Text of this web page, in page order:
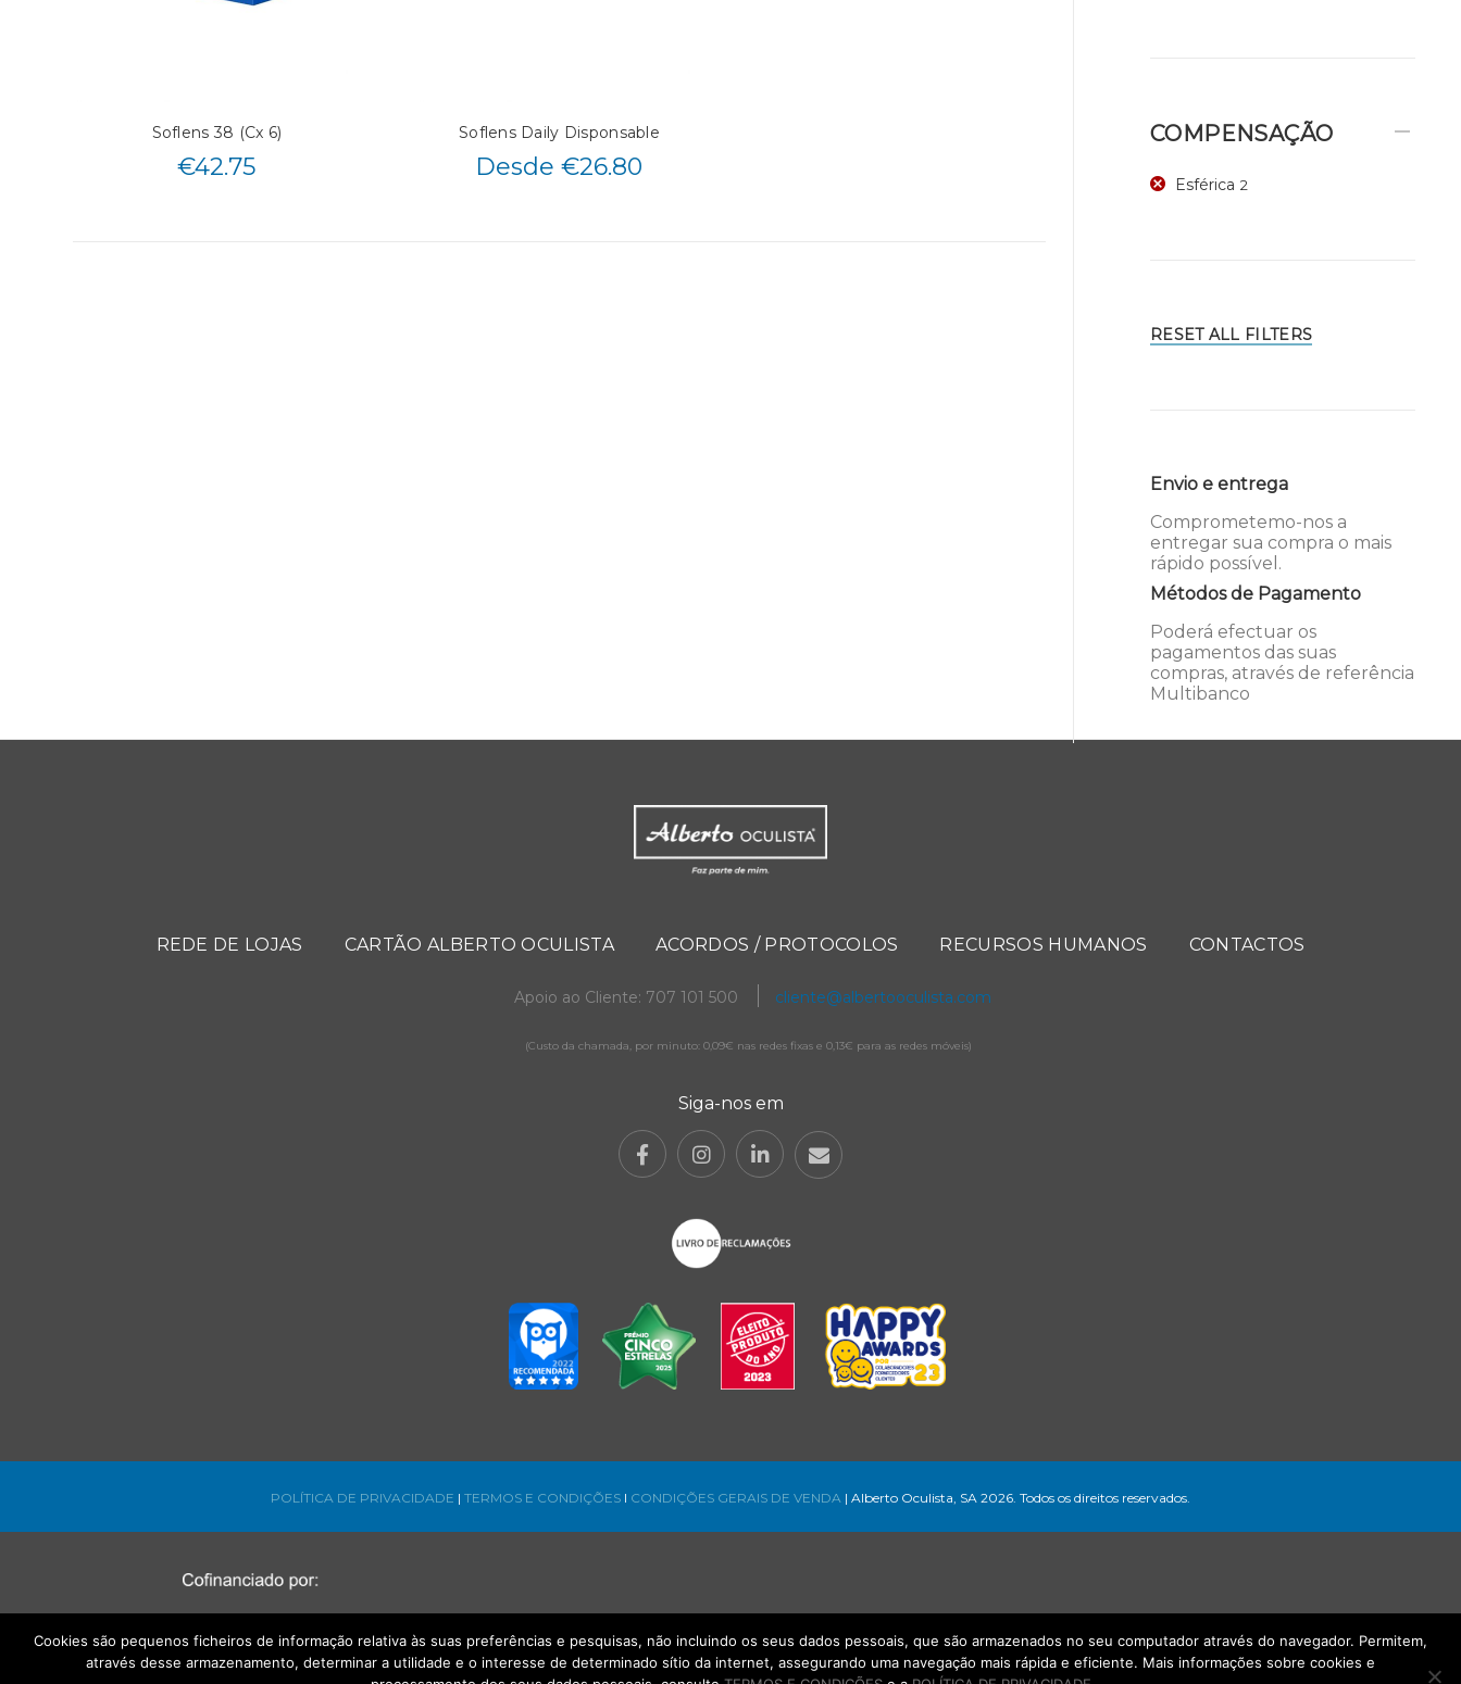
Soflens 38 (Cx 6)
€42.75
Soflens Daily Disponsable
Desde €26.80
COMPENSAÇÃO
Esférica 2
RESET ALL FILTERS
Envio e entrega
Comprometemo-nos a
entregar sua compra o mais
rápido possível.
Métodos de Pagamento
Poderá efectuar os
pagamentos das suas
compras, através de referência
Multibanco
REDE DE LOJAS CARTÃO ALBERTO OCULISTA ACORDOS / PROTOCOLOS RECURSOS HUMANOS CONTACTOS
Apoio ao Cliente: 707 101 500 cliente@albertooculista.com
(Custo da chamada, por minuto: 0,09€ nas redes fixas e 0,13€ para as redes móveis)
Siga-nos em
POLÍTICA DE PRIVACIDADE | TERMOS E CONDIÇÕES l CONDIÇÕES GERAIS DE VENDA | Alberto Oculista, SA 2026. Todos os direitos reservados.
Cookies são pequenos ficheiros de informação relativa às suas preferências e pesquisas, não incluindo os seus dados pessoais, que são armazenados no seu computador através do navegador. Permitem,
através desse armazenamento, determinar a utilidade e o interesse de determinado sítio da internet, assegurando uma navegação mais rápida e eficiente. Mais informações sobre cookies e